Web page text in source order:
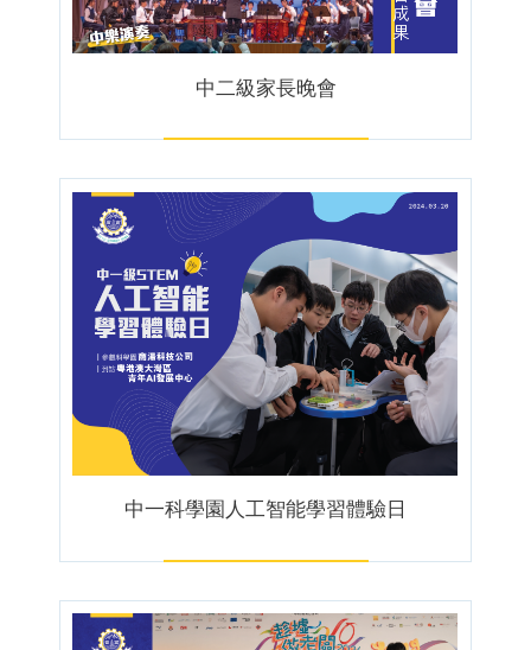
中二級家長晚會
中一科學園人工智能學習體驗日